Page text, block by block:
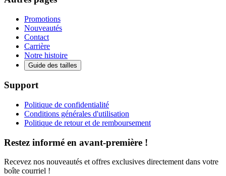
Promotions
Nouveautés
Contact
Carrière
Notre histoire
Guide des tailles
Support
Politique de confidentialité
Conditions générales d'utilisation
Politique de retour et de remboursement
Restez informé en avant-première !
Recevez nos nouveautés et offres exclusives directement dans votre
boîte courriel !